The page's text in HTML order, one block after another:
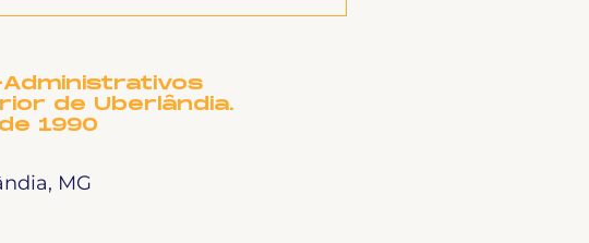
de Uberlândia.
1990
MG